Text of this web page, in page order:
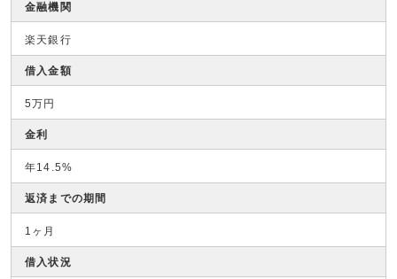
金融機関
楽天銀行
借入金額
5万円
金利
年14.5%
返済までの期間
1ヶ月
借入状況